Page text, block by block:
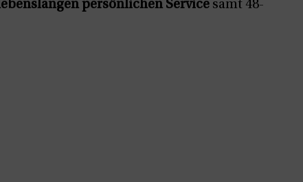
persönlichen Service samt 48-